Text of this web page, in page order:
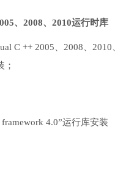
、2008、2010运行时库
C ++ 2005、2008、2010、
；
4.0”运行库安装